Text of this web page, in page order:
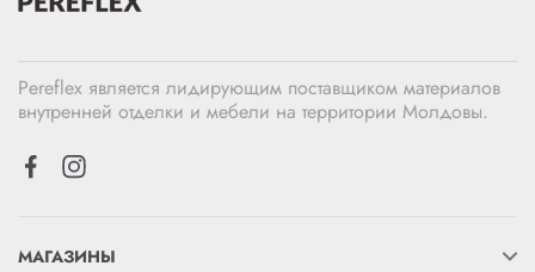
Pereflex является лидирующим поставщиком материалов
внутренней отделки и мебели на территории Молдовы.
МАГАЗИНЫ